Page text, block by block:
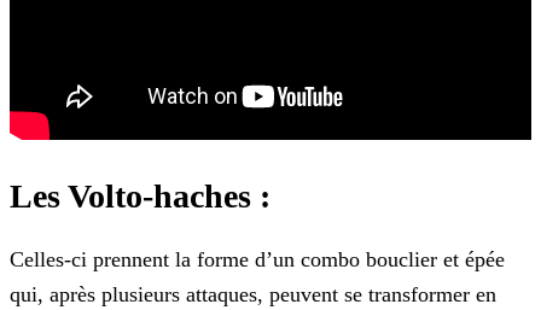
Les Volto-haches :
Celles-ci prennent la forme d’un combo bouclier et épée
qui, après plusieurs attaques, peuvent se transformer en